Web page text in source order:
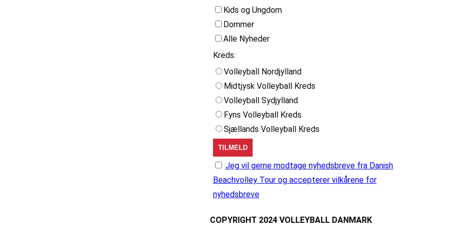
Kids og Ungdom
Dommer
Alle Nyheder
Kreds:
Volleyball Nordjylland
Midtjysk Volleyball Kreds
Volleyball Sydjylland
Fyns Volleyball Kreds
Sjællands Volleyball Kreds
Jeg vil gerne modtage nyhedsbreve fra Danish
Beachvolley Tour og accepterer vilkårene for
nyhedsbreve
COPYRIGHT 2024 VOLLEYBALL DANMARK